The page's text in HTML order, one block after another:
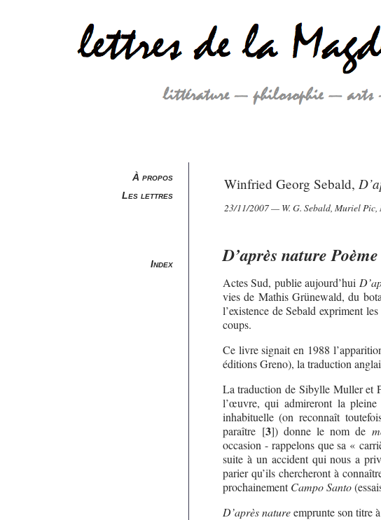
À propos
Les lettres
Index
Winfried Georg Sebald,
23/11/2007 — W. G. Sebald, Muriel
D’après nature
Actes Sud, publie aujourd’hui
vies de Mathis Grünewald, du
l’existence de Sebald expriment
coups.
Ce livre signait en 1988
éditions Greno), la traduction
La traduction de Sibylle Muller et
l’œuvre, qui admireront la pleine
inhabituelle (on reconnaît
paraître[3]) donne le nom de
occasion - rappelons que sa «
suite à un accident qui nous a
parier qu’ils chercheront à
prochainementCampo Santo
D’après natureemprunte son titre